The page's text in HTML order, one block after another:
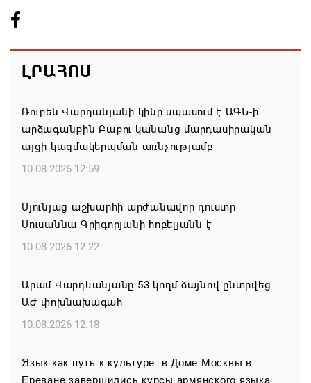
ԼՐԱՀՈՍ
Ռուբեն Վարդանյանի կինը սպասում է ԱԳՆ-ի
արձագանքին Բաքու կանանց մարդասիրական
այցի կազմակերպման առնչությամբ
10.08.2026 12:59
Սյունյաց աշխարհի արժանավոր դուստր
Սուսաննա Գրիգորյանի հոբելյանն է
10.08.2026 12:22
Արամ Վարդևանյանը 53 կողմ ձայնով ընտրվեց
ԱԺ փոխնախագահ
10.08.2026 12:18
Язык как путь к культуре: в Доме Москвы в
Ереване завершились курсы армянского языка